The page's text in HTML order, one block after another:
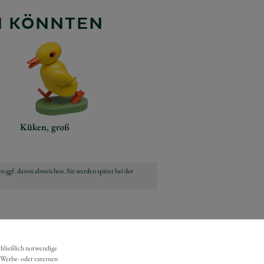
KÖNNTEN
Küken, groß
davon abweichen. Sie werden später bei der
notwendige
oder externen